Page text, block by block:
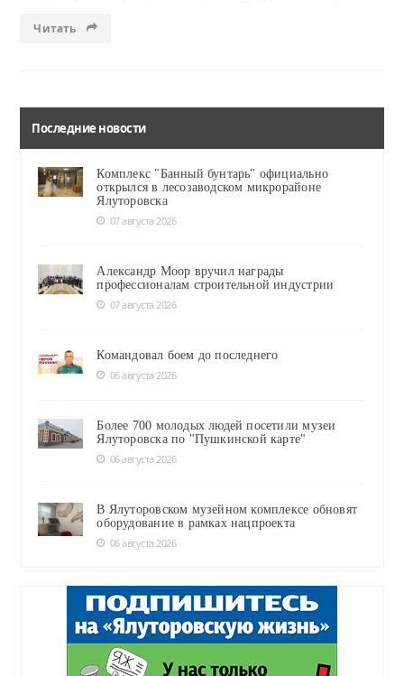
Читать
Последние новости
Комплекс "Банный бунтарь" официально
открылся в лесозаводском микрорайоне
Ялуторовска
07 августа 2026
Александр Моор вручил награды
профессионалам строительной индустрии
07 августа 2026
Командовал боем до последнего
06 августа 2026
Более 700 молодых людей посетили музеи
Ялуторовска по "Пушкинской карте"
06 августа 2026
В Ялуторовском музейном комплексе обновят
оборудование в рамках нацпроекта
06 августа 2026